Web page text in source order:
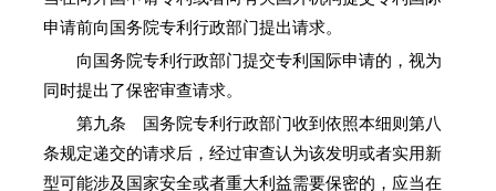
申请前向国务院专利行政部门提出请求。
向国务院专利行政部门提交专利国际申请的，视为
同时提出了保密审查请求。
第九条 国务院专利行政部门收到依照本细则第八
条规定递交的请求后，经过审查认为该发明或者实用新
型可能涉及国家安全或者重大利益需要保密的，应当在